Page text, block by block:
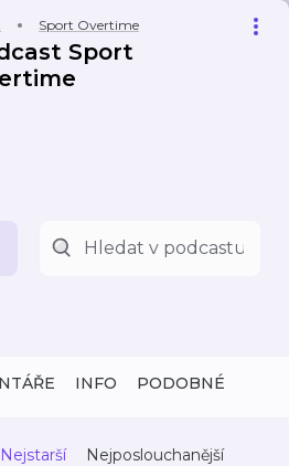
Sport Overtime
Sport
INFO PODOBNÉ
Nejstarší Nejposlouchanější